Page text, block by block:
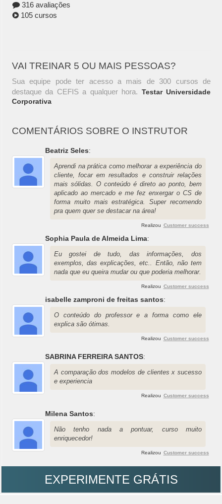
316 avaliações
105 cursos
VAI TREINAR 5 OU MAIS PESSOAS?
Sua equipe pode ter acesso a mais de 300 cursos de
destaque da CEFIS a qualquer hora. Testar Universidade
Corporativa
COMENTÁRIOS SOBRE O INSTRUTOR
Beatriz Seles:
Aprendi na prática como melhorar a experiência do
cliente, focar em resultados e construir relações
mais sólidas. O conteúdo é direto ao ponto, bem
aplicado ao mercado e me fez enxergar o CS de
forma muito mais estratégica. Super recomendo
pra quem quer se destacar na área!
Realizou Customer success
Sophia Paula de Almeida Lima:
Eu gostei de tudo, das informações, dos
exemplos, das explicações, etc.. Então, não tem
nada que eu queira mudar ou que poderia melhorar.
Realizou Customer success
isabelle zamproni de freitas santos:
O conteúdo do professor e a forma como ele
explica são ótimas.
Realizou Customer success
SABRINA FERREIRA SANTOS:
A comparação dos modelos de clientes x sucesso
e experiencia
Realizou Customer success
Milena Santos:
Não tenho nada a pontuar, curso muito
enriquecedor!
Realizou Customer success
EXPERIMENTE GRÁTIS